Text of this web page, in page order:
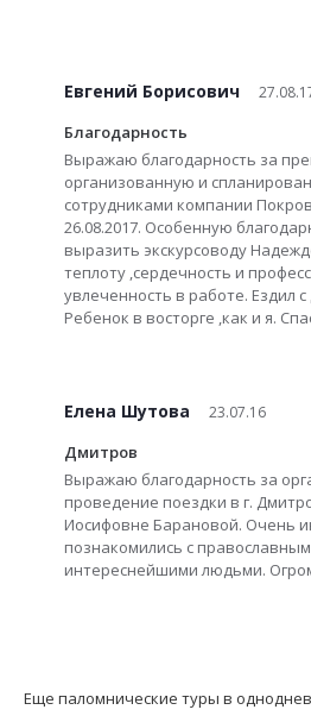
Евгений Борисович
Благодарность
Выражаю благодарность за
организованную и
сотрудниками компании
26.08.2017. Особенную
выразить экскурсоводу
теплоту ,сердечность и
увлеченность в работе. Ездил
Ребенок
Елена Шутова 23.07.16
Дмитров
Выражаю благодарность за
проведение поездки в г.
Иосифовне Барановой. Очень
познакомились с
интереснейшими людьми.
Еще паломнические туры в